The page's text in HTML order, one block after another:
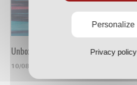
Unboxing du nouveau maillot
10/08/2023
Personalize
Privacy policy